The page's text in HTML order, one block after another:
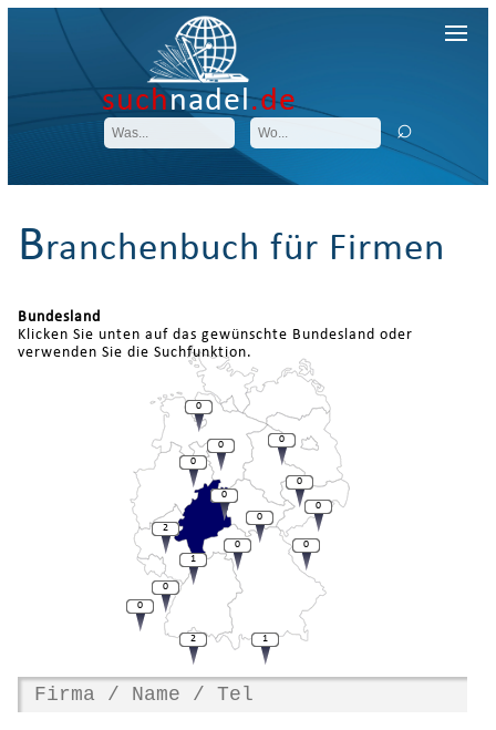
suchnadel.de
Branchenbuch für Firmen
Bundesland
Klicken Sie unten auf das gewünschte Bundesland oder
verwenden Sie die Suchfunktion.
0
0
2
0
0
0
0
0
0
0
0
1
0
2
0
1